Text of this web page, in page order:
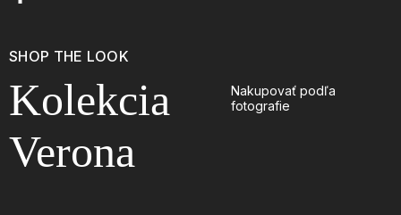
SHOP THE LOOK
Kolekcia
Verona
Nakupovať podľa
fotografie